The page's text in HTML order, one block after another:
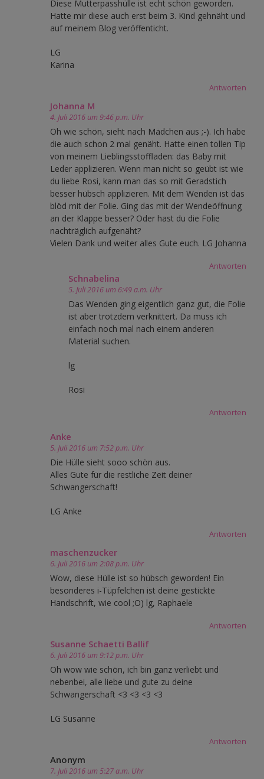
Diese Mutterpasshülle ist echt schön geworden.
Hatte mir diese auch erst beim 3. Kind gehnäht und
auf meinem Blog veröffenticht.
LG
Karina
Antworten
Johanna M
4. Juli 2016 um 9:46 p.m. Uhr
Oh wie schön, sieht nach Mädchen aus ;-). Ich habe
die auch schon 2 mal genäht. Hatte einen tollen Tip
von meinem Lieblingsstoffladen: das Baby mit
Leder applizieren. Wenn man nicht so geübt ist wie
du liebe Rosi, kann man das so mit Geradstich
besser hübsch applizieren. Mit dem Wenden ist das
blöd mit der Folie. Ging das mit der Wendeöffnung
an der Klappe besser? Oder hast du die Folie
nachträglich aufgenäht?
Vielen Dank und weiter alles Gute euch. LG Johanna
Antworten
Schnabelina
5. Juli 2016 um 6:49 a.m. Uhr
Das Wenden ging eigentlich ganz gut, die Folie
ist aber trotzdem verknittert. Da muss ich
einfach noch mal nach einem anderen
Material suchen.
lg
Rosi
Antworten
Anke
5. Juli 2016 um 7:52 p.m. Uhr
Die Hülle sieht sooo schön aus.
Alles Gute für die restliche Zeit deiner
Schwangerschaft!
LG Anke
Antworten
maschenzucker
6. Juli 2016 um 2:08 p.m. Uhr
Wow, diese Hülle ist so hübsch geworden! Ein
besonderes i-Tüpfelchen ist deine gestickte
Handschrift, wie cool ;O) lg, Raphaele
Antworten
Susanne Schaetti Ballif
6. Juli 2016 um 9:12 p.m. Uhr
Oh wow wie schön, ich bin ganz verliebt und
nebenbei, alle liebe und gute zu deine
Schwangerschaft <3 <3 <3 <3
LG Susanne
Antworten
Anonym
7. Juli 2016 um 5:27 a.m. Uhr